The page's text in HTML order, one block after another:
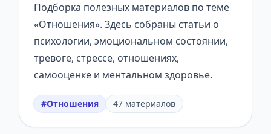
Подборка полезных материалов по теме
«Отношения». Здесь собраны статьи о
психологии, эмоциональном состоянии,
тревоге, стрессе, отношениях,
самооценке и ментальном здоровье.
#Отношения 47 материалов